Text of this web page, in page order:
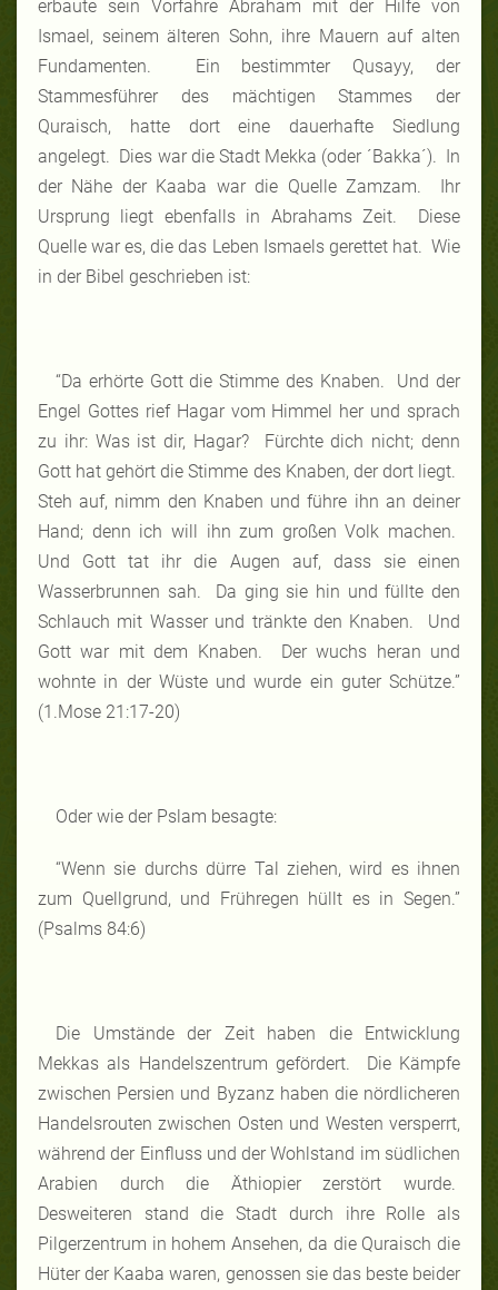
erbaute sein Vorfahre Abraham mit der Hilfe von
Ismael, seinem älteren Sohn, ihre Mauern auf alten
Fundamenten. Ein bestimmter Qusayy, der
Stammesführer des mächtigen Stammes der
Quraisch, hatte dort eine dauerhafte Siedlung
angelegt. Dies war die Stadt Mekka (oder ´Bakka´). In
der Nähe der Kaaba war die Quelle Zamzam. Ihr
Ursprung liegt ebenfalls in Abrahams Zeit. Diese
Quelle war es, die das Leben Ismaels gerettet hat. Wie
in der Bibel geschrieben ist:
“Da erhörte Gott die Stimme des Knaben. Und der
Engel Gottes rief Hagar vom Himmel her und sprach
zu ihr: Was ist dir, Hagar? Fürchte dich nicht; denn
Gott hat gehört die Stimme des Knaben, der dort liegt.
Steh auf, nimm den Knaben und führe ihn an deiner
Hand; denn ich will ihn zum großen Volk machen.
Und Gott tat ihr die Augen auf, dass sie einen
Wasserbrunnen sah. Da ging sie hin und füllte den
Schlauch mit Wasser und tränkte den Knaben. Und
Gott war mit dem Knaben. Der wuchs heran und
wohnte in der Wüste und wurde ein guter Schütze.”
(1.Mose 21:17-20)
Oder wie der Pslam besagte:
“Wenn sie durchs dürre Tal ziehen, wird es ihnen
zum Quellgrund, und Frühregen hüllt es in Segen.”
(Psalms 84:6)
Die Umstände der Zeit haben die Entwicklung
Mekkas als Handelszentrum gefördert. Die Kämpfe
zwischen Persien und Byzanz haben die nördlicheren
Handelsrouten zwischen Osten und Westen versperrt,
während der Einfluss und der Wohlstand im südlichen
Arabien durch die Äthiopier zerstört wurde.
Desweiteren stand die Stadt durch ihre Rolle als
Pilgerzentrum in hohem Ansehen, da die Quraisch die
Hüter der Kaaba waren, genossen sie das beste beider